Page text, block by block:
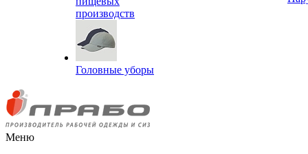
производств
Головные уборы
Меню